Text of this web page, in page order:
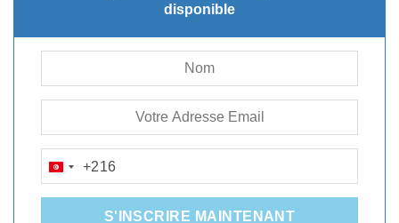
disponible
TUNISIA
+216
+216
S'INSCRIRE MAINTENANT